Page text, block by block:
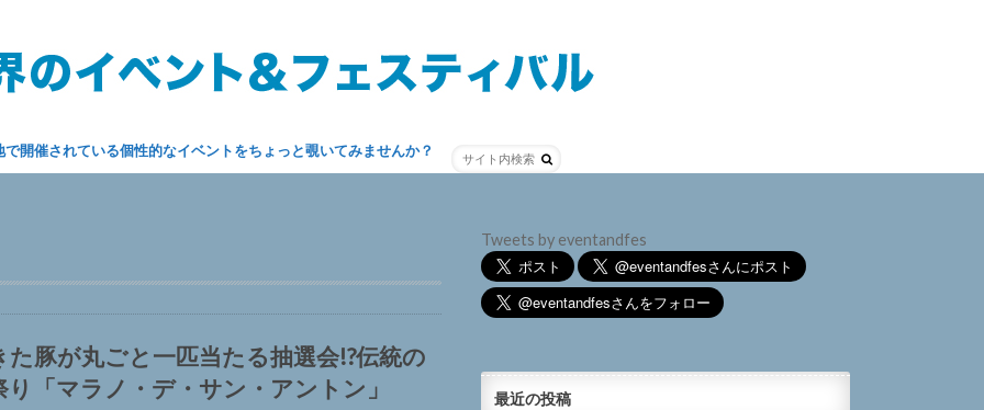
で開催されている個性的なイベントをちょっと覗いてみませんか？
た豚が丸ごと一匹当たる抽選会!?伝統の
り「マラノ・デ・サン・アントン」
Tweets by eventandfes
最近の投稿